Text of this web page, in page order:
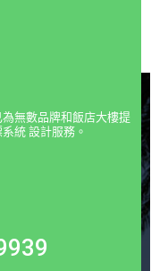
無數品牌和飯店大樓提
統 設計服務。